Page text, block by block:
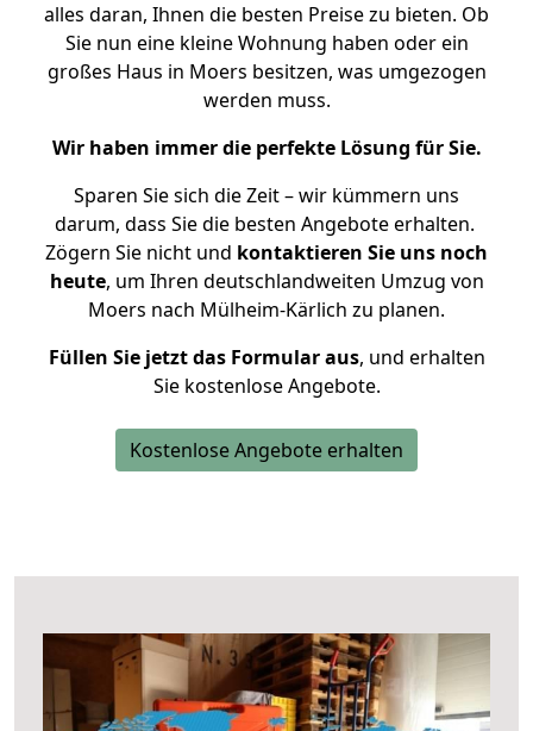
alles daran, Ihnen die besten Preise zu bieten. Ob
Sie nun eine kleine Wohnung haben oder ein
großes Haus in Moers besitzen, was umgezogen
werden muss.
Wir haben immer die perfekte Lösung für Sie.
Sparen Sie sich die Zeit – wir kümmern uns
darum, dass Sie die besten Angebote erhalten.
Zögern Sie nicht und kontaktieren Sie uns noch
heute, um Ihren deutschlandweiten Umzug von
Moers nach Mülheim-Kärlich zu planen.
Füllen Sie jetzt das Formular aus, und erhalten
Sie kostenlose Angebote.
Kostenlose Angebote erhalten